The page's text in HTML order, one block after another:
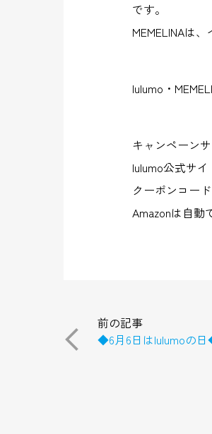
です。
MEMELINAは
lulumo・
キャンペーン
lulumo公式サイ
クーポンコー
Amazonは自動
稿
前の記事
◆6月6日はlulumoの